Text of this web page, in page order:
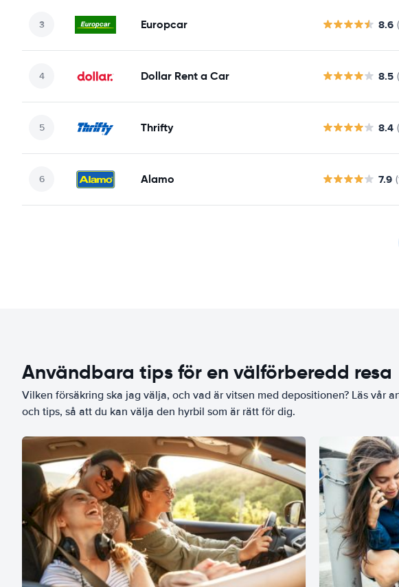
Europcar 8.6
Dollar Rent a Car 8.5
Thrifty 8.4
Alamo 7.9
Användbara tips för en välförberedd resa
Vilken försäkring ska jag välja, och vad är vitsen med depositionen? Läs vår
och tips, så att du kan välja den hyrbil som är rätt för dig.